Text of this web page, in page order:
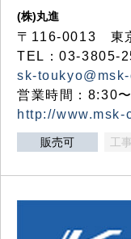
(株)丸進
〒116-0013 東
TEL：03-3805-
sk-
営業時間：8:30
http://www.msk-
販売可 工